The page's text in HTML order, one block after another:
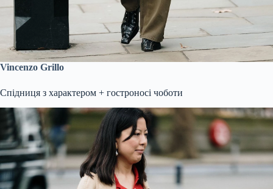
Vincenzo Grillo
Спідниця з характером + гостроносі чоботи